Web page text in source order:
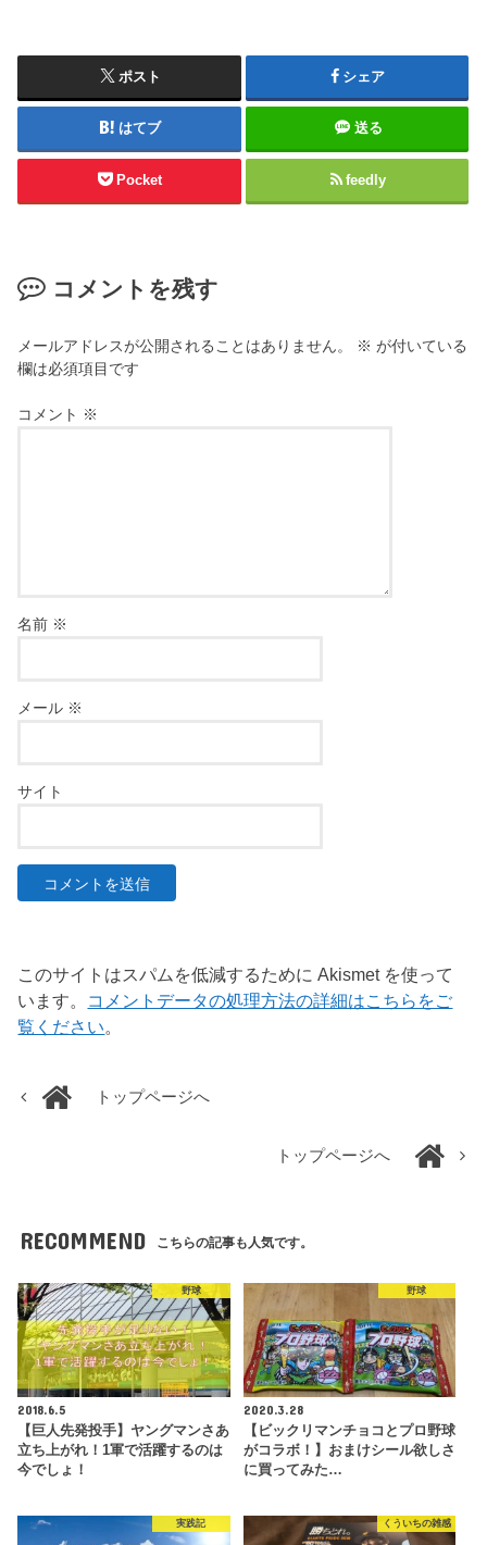
ポスト シェア
はてブ 送る
Pocket feedly
コメントを残す
メールアドレスが公開されることはありません。 ※ が付いている
欄は必須項目です
コメント ※
名前 ※
メール ※
サイト
このサイトはスパムを低減するために Akismet を使って
います。 コメントデータの処理方法の詳細はこちらをご
覧ください。
トップページへ
トップページへ
RECOMMEND こちらの記事も人気です。
野球
2018.6.5
【巨人先発投手】ヤングマンさあ
立ち上がれ！1軍で活躍するのは
今でしょ！
野球
2020.3.28
【ビックリマンチョコとプロ野球
がコラボ！】おまけシール欲しさ
に買ってみた…
実践記 くういちの雑感